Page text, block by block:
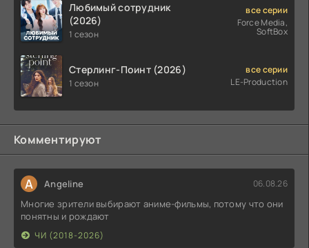
Любимый сотрудник
(2026)
1 сезон
все серии
Force Media,
SoftBox
Стерлинг-Поинт (2026)
1 сезон
все серии
LE-Production
Комментируют
A Angeline 06.08.26
Многие зрители выбирают аниме-фильмы, потому что они
понятны и рождают
ЧИ (2018-2026)